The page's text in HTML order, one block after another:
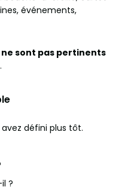
événements,
ne sont pas pertinents
.
défini plus tôt.
?